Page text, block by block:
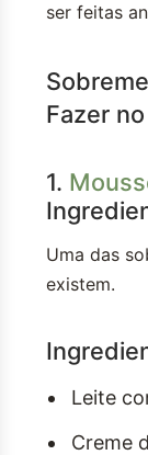
ser feitas
Fazer
1.
Uma das
existem.
Leite
Creme